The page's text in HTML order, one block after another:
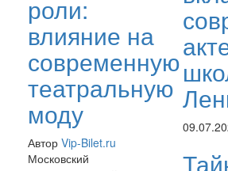
роли:
влияние на
современную
театральную
моду
Автор Vip-Bilet.ru
Московский